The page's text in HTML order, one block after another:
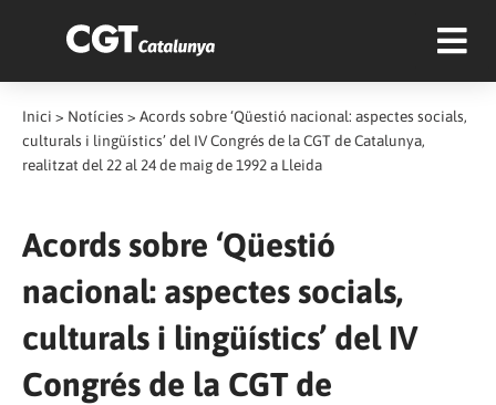
Inici > Notícies > Acords sobre ‘Qüestió nacional: aspectes socials,
culturals i lingüístics’ del IV Congrés de la CGT de Catalunya,
realitzat del 22 al 24 de maig de 1992 a Lleida
Acords sobre ‘Qüestió
nacional: aspectes socials,
culturals i lingüístics’ del IV
Congrés de la CGT de